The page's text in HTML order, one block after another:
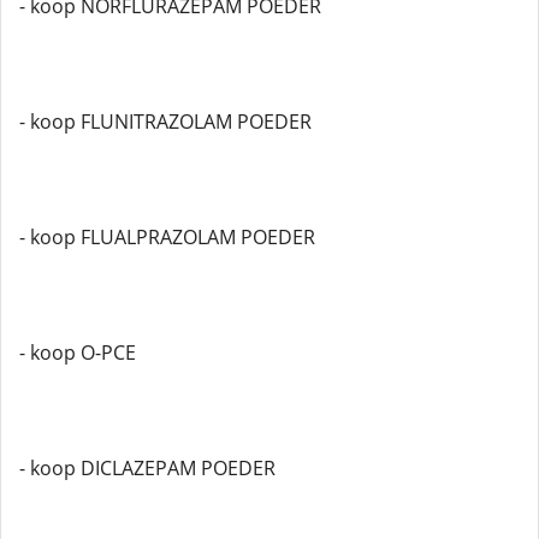
- koop NORFLURAZEPAM POEDER
- koop FLUNITRAZOLAM POEDER
- koop FLUALPRAZOLAM POEDER
- koop O-PCE
- koop DICLAZEPAM POEDER